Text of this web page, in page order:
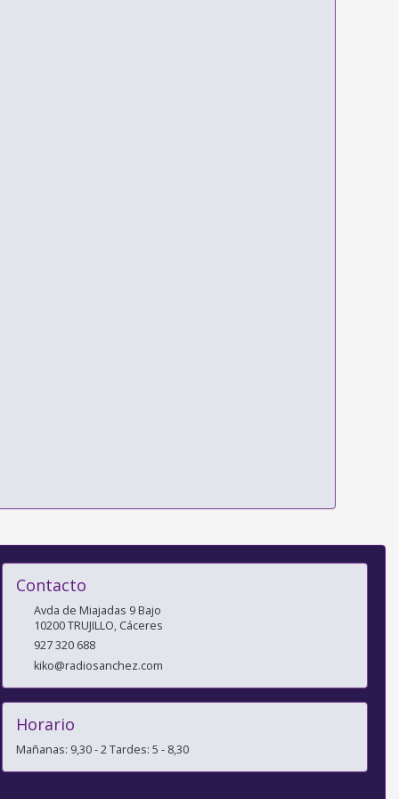
Contacto
Avda de Miajadas 9 Bajo
10200TRUJILLO, Cáceres
927 320 688
kiko@radiosanchez.com
Horario
Mañanas: 9,30 - 2 Tardes: 5 - 8,30